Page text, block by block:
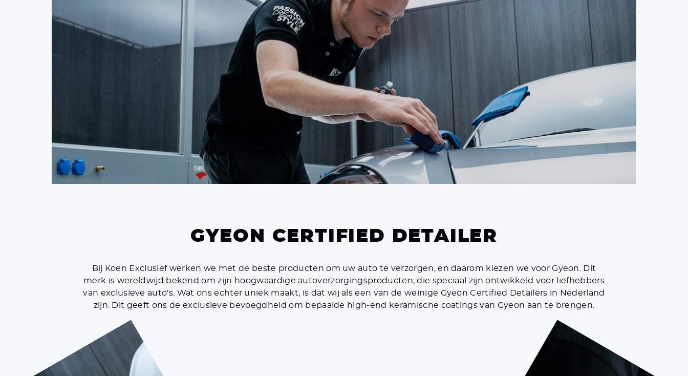
GYEON CERTIFIED DETAILER
Bij Koen Exclusief werken we met de beste producten om uw auto te verzorgen, en daarom kiezen we voor Gyeon. Dit
merk is wereldwijd bekend om zijn hoogwaardige autoverzorgingsproducten, die speciaal zijn ontwikkeld voor liefhebbers
van exclusieve auto's. Wat ons echter uniek maakt, is dat wij als een van de weinige Gyeon Certified Detailers in Nederland
zijn. Dit geeft ons de exclusieve bevoegdheid om bepaalde high-end keramische coatings van Gyeon aan te brengen.